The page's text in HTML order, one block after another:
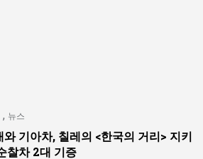
, 뉴스
와 기아차, 칠레의 <한국의 거리> 지키
찰차 2대 기증